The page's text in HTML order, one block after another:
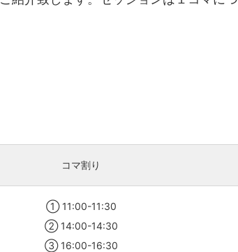
コマ割り
① 11:00-11:30
② 14:00-14:30
③ 16:00-16:30